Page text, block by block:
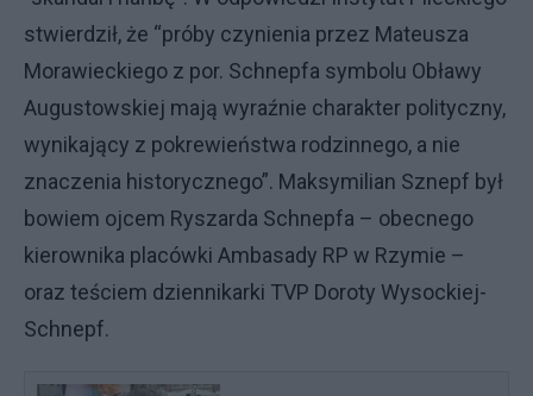
stwierdził, że “próby czynienia przez Mateusza
Morawieckiego z por. Schnepfa symbolu Obławy
Augustowskiej mają wyraźnie charakter polityczny,
wynikający z pokrewieństwa rodzinnego, a nie
znaczenia historycznego”. Maksymilian Sznepf był
bowiem ojcem Ryszarda Schnepfa – obecnego
kierownika placówki Ambasady RP w Rzymie –
oraz teściem dziennikarki TVP Doroty Wysockiej-
Schnepf.